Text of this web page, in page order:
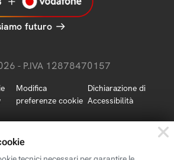
futuro
- P.IVA 12878470157
Modifica
preferenze cookie
Dichiarazione di
Accessibilità